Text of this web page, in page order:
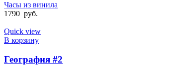
Часы из винила
1790 руб.
Quick view
В корзину
География #2